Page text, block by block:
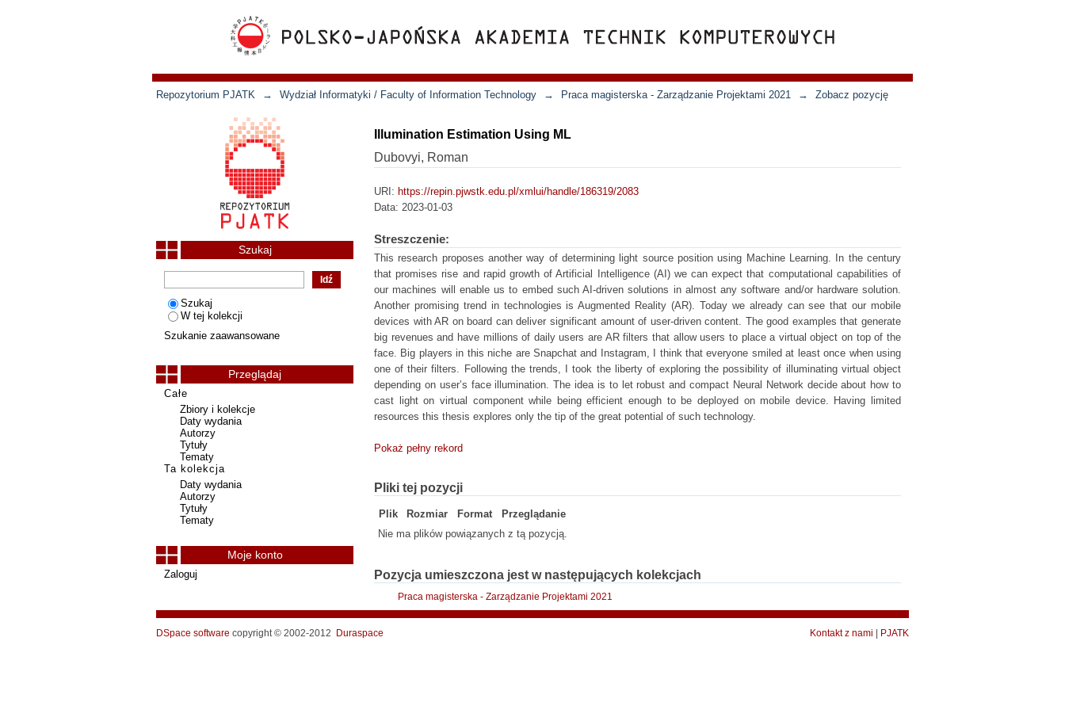
Repozytorium PJATK → Wydział Informatyki / Faculty of Information Technology → Praca magisterska - Zarządzanie Projektami 2021 → Zobacz pozycję
Illumination Estimation Using ML
Dubovyi, Roman
URI: https://repin.pjwstk.edu.pl/xmlui/handle/186319/2083
Data: 2023-01-03
Streszczenie:
This research proposes another way of determining light source position using Machine Learning. In the century
that promises rise and rapid growth of Artificial Intelligence (AI) we can expect that computational capabilities of
our machines will enable us to embed such AI-driven solutions in almost any software and/or hardware solution.
Another promising trend in technologies is Augmented Reality (AR). Today we already can see that our mobile
devices with AR on board can deliver significant amount of user-driven content. The good examples that generate
big revenues and have millions of daily users are AR filters that allow users to place a virtual object on top of the
face. Big players in this niche are Snapchat and Instagram, I think that everyone smiled at least once when using
one of their filters. Following the trends, I took the liberty of exploring the possibility of illuminating virtual object
depending on user’s face illumination. The idea is to let robust and compact Neural Network decide about how to
cast light on virtual component while being efficient enough to be deployed on mobile device. Having limited
resources this thesis explores only the tip of the great potential of such technology.
Pokaż pełny rekord
Pliki tej pozycji
Plik Rozmiar Format
Przeglądanie
Nie ma plików powiązanych z tą pozycją.
Pozycja umieszczona jest w następujących kolekcjach
Praca magisterska - Zarządzanie Projektami 2021
Szukaj
Szukaj
W tej kolekcji
Szukanie zaawansowane
Przeglądaj
Całe
Zbiory i kolekcje
Daty wydania
Autorzy
Tytuły
Tematy
Ta kolekcja
Daty wydania
Autorzy
Tytuły
Tematy
Moje konto
Zaloguj
DSpace software copyright © 2002-2012 Duraspace Kontakt z nami PJATK